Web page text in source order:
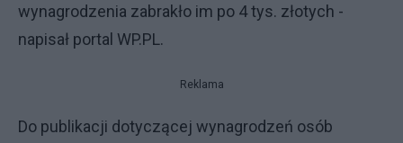
wynagrodzenia zabrakło im po 4 tys. złotych -
napisał portal WP.PL.
Reklama
Do publikacji dotyczącej wynagrodzeń osób